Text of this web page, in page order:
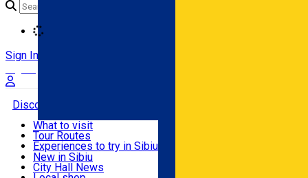
Sign In
Discover
Useful info
Activities & Adventure
What to visit
Tour Routes
Experiences to try in Sibiu
Podcast
Culture
New in Sibiu
City Hall News